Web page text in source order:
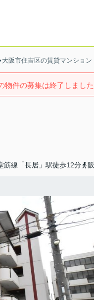
大阪市住吉区の賃貸マンショ
物件の募集は終了しました
筋線「長居」駅徒歩12分